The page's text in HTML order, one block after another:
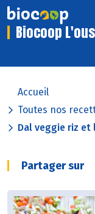
Biocoop
Accueil
Toutes nos
Dal veggie riz et
Partager sur